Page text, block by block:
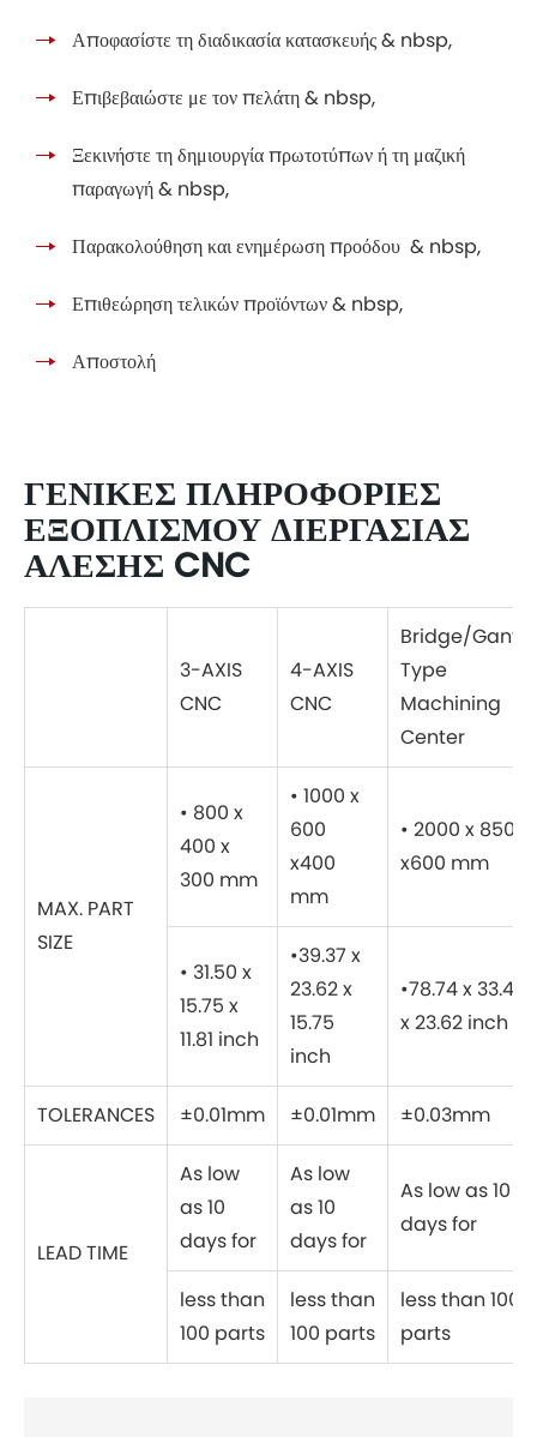
Αποφασίστε τη διαδικασία κατασκευής & nbsp,
Επιβεβαιώστε με τον πελάτη & nbsp,
Ξεκινήστε τη δημιουργία πρωτοτύπων ή τη μαζική
παραγωγή & nbsp,
Παρακολούθηση και ενημέρωση προόδου & nbsp,
Επιθεώρηση τελικών προϊόντων & nbsp,
Αποστολή
ΓΕΝΙΚΈΣ ΠΛΗΡΟΦΟΡΊΕΣ
ΕΞΟΠΛΙΣΜΟΎ ΔΙΕΡΓΑΣΊΑΣ
ΆΛΕΣΗΣ CNC
3-AXIS
CNC
4-AXIS
CNC
Bridge/Gantry
Type
Machining
Center
MAX. PART
SIZE
• 800 x
400 x
300 mm
• 1000 x
600
x400
mm
• 2000 x 850
x600 mm
• 31.50 x
15.75 x
11.81 inch
•39.37 x
23.62 x
15.75
inch
•78.74 x 33.46
x 23.62 inch
TOLERANCES ±0.01mm ±0.01mm ±0.03mm
LEAD TIME
As low
as 10
days for
As low
as 10
days for
As low as 10
days for
less than
100 parts
less than
100 parts
less than 100
parts